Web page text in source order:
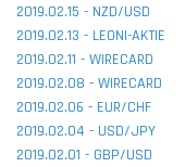
2019.02.15 - NZD/USD
2019.02.13 - LEONI-AKTIE
2019.02.11 - WIRECARD
2019.02.08 - WIRECARD
2019.02.06 - EUR/CHF
2019.02.04 - USD/JPY
2019.02.01 - GBP/USD